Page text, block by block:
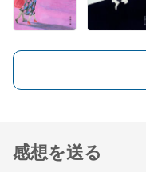
感想を送る